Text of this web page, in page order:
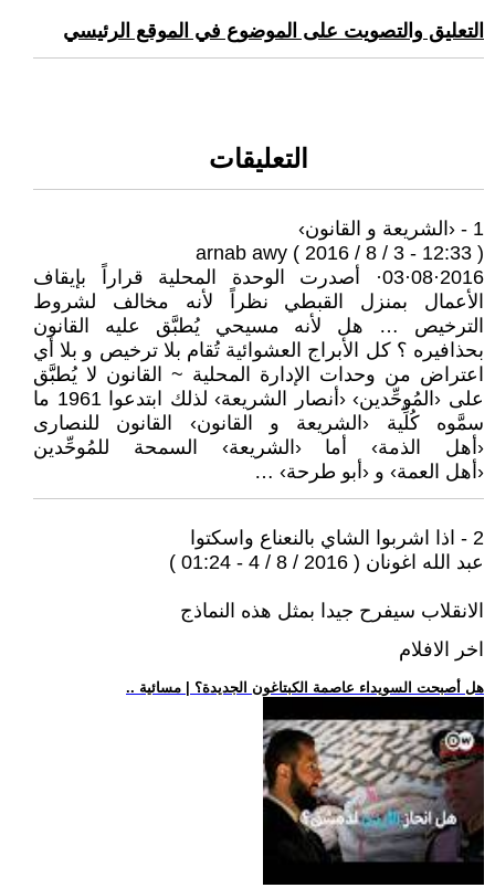
التعليق والتصويت على الموضوع في الموقع الرئيسي
التعليقات
1 - ‹الشريعة و القانون›
arnab awy ( 2016 / 8 / 3 - 12:33 )
2016·08·03· أصدرت الوحدة المحلية قراراً بإيقاف
الأعمال بمنزل القبطي نظراً لأنه مخالف لشروط
الترخيص … هل لأنه مسيحي يُطبَّق عليه القانون
بحذافيره ؟ كل الأبراج العشوائية تُقام بلا ترخيص و بلا أي
اعتراض من وحدات الإدارة المحلية ~ القانون لا يُطبَّق
على ‹المُوحِّدين› ‹أنصار الشريعة› لذلك ابتدعوا 1961 ما
سمَّوه كُلِّية ‹الشريعة و القانون› القانون للنصارى
‹أهل الذمة› أما ‹الشريعة› السمحة للمُوحِّدين
‹أهل العمة› و ‹أبو طرحة› …
2 - اذا اشربوا الشاي بالنعناع واسكتوا
عبد الله اغونان ( 2016 / 8 / 4 - 01:24 )
الانقلاب سيفرح جيدا بمثل هذه النماذج
اخر الافلام
.. هل أصبحت السويداء عاصمة الكبتاغون الجديدة؟ | مسائية